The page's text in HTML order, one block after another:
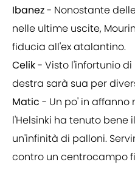
Ibanez- Nonostante
nelle ultime uscite,
fiducia all'ex atalantino.
Celik- Visto l'infortunio
destra sarà sua per
Matic - Un po' in affanno
l'Helsinki ha tenuto
un'infinità di palloni.
contro un centrocampo